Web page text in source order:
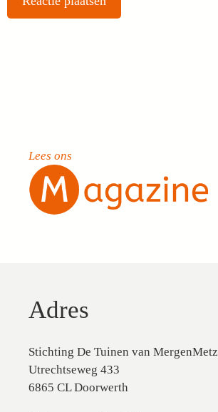
Lees ons
Adres
Stichting De Tuinen van MergenMetz
Utrechtseweg 433
6865 CL Doorwerth